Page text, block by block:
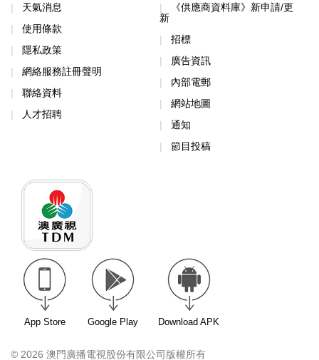
天氣消息
使用條款
隱私政策
網絡服務註冊聲明
聯絡資料
人才招聘
《供應商資料庫》新申請/更
新
招標
廣告資訊
內部電郵
網站地圖
通知
節目投稿
App Store Google Play Download APK
© 2026 澳門廣播電視股份有限公司版權所有